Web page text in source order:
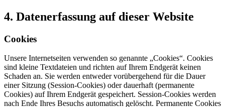
4. Datenerfassung auf dieser Website
Cookies
Unsere Internetseiten verwenden so genannte „Cookies“. Cookies
sind kleine Textdateien und richten auf Ihrem Endgerät keinen
Schaden an. Sie werden entweder vorübergehend für die Dauer
einer Sitzung (Session-Cookies) oder dauerhaft (permanente
Cookies) auf Ihrem Endgerät gespeichert. Session-Cookies werden
nach Ende Ihres Besuchs automatisch gelöscht. Permanente Cookies